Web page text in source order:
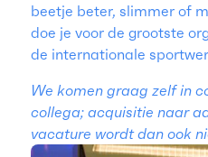
beetje beter, slimmer of
doe je voor de grootste
de internationale
We komen graag zelf in
collega; acquisitie naar
vacature wordt dan ook